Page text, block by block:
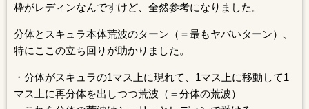
枠がレディンなんですけど、全然参考になりました。
分体とスキュラ本体荒波のターン（＝最もヤバいターン）、
特にここの立ち回りが助かりました。
・分体がスキュラの1マス上に現れて、1マス上に移動して1
マス上に再分体を出しつつ荒波（＝分体の荒波）